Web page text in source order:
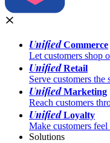
UnifiedCommerce
Let customers shop
UnifiedRetail
Serve customers
UnifiedMarketing
Reach customers
UnifiedLoyalty
Make customers
Solutions